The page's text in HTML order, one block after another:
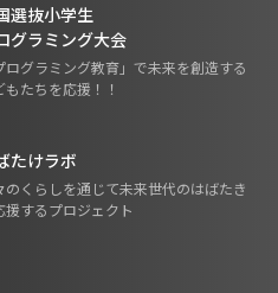
選抜小学生
グラミング大会
ログラミング教育」で未来を創造する
もたちを応援！！
たけラボ
のくらしを通じて未来世代のはばたき
援するプロジェクト